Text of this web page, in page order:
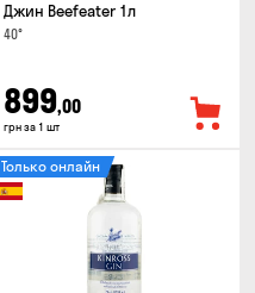
Джин Beefeater 1л
40°
899,00
грн за 1 шт
Только онлайн